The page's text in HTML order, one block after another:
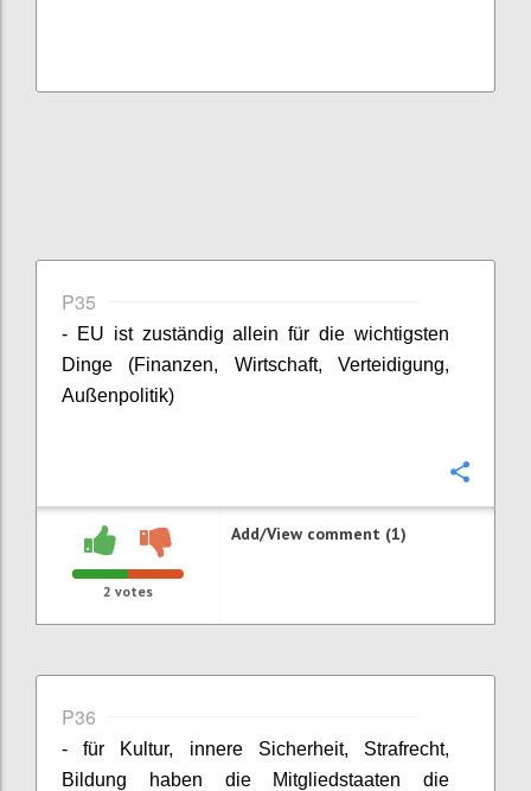
P35
- EU ist zuständig allein für die wichtigsten
Dinge (Finanzen, Wirtschaft, Verteidigung,
Außenpolitik)
2 votes
Add/View comment (1)
P36
- für Kultur, innere Sicherheit, Strafrecht,
Bildung haben die Mitgliedstaaten die